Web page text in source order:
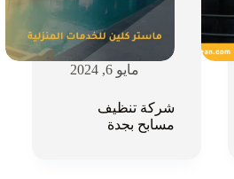
مايو 6, 2024
شركة تنظيف
مسابح بجدة